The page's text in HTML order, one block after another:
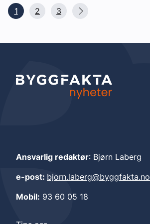
1 2 3
Ansvarlig redaktør: Bjørn Laberg
e-post: bjorn.laberg@byggfakta.no
Mobil: 93 60 05 18